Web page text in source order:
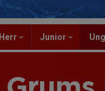
Herr Junior